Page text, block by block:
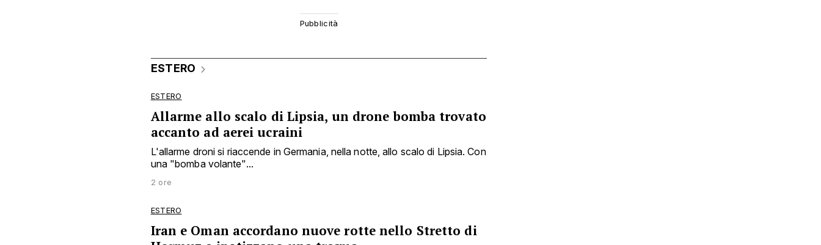
ESTERO
ESTERO
Allarme allo scalo di Lipsia, un drone bomba trovato
accanto ad aerei ucraini
L'allarme droni si riaccende in Germania, nella notte, allo scalo di Lipsia. Con
una "bomba volante"...
2 ore
ESTERO
Iran e Oman accordano nuove rotte nello Stretto di